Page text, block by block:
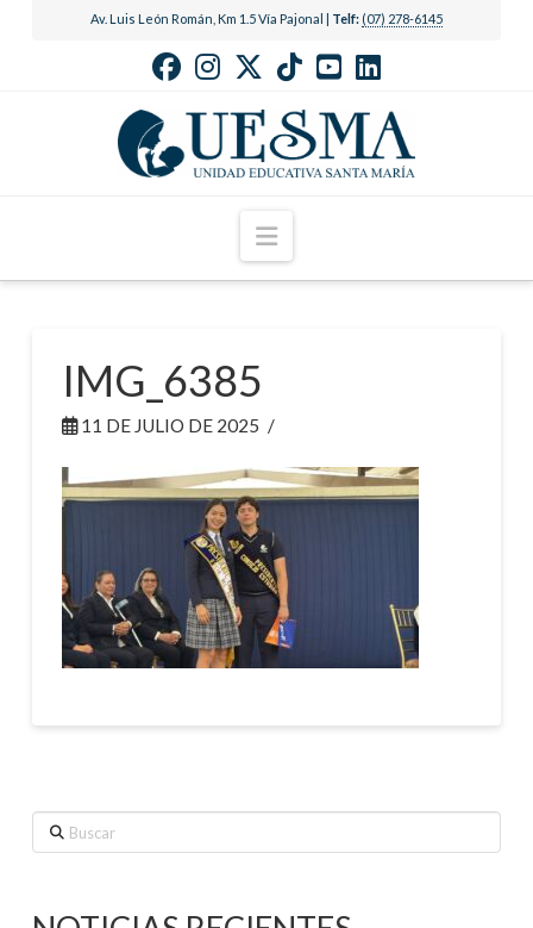
Av. Luis León Román, Km 1.5 Vía Pajonal | Telf: (07) 278-6145
Navigation
IMG_6385
11 DE JULIO DE 2025
Buscar